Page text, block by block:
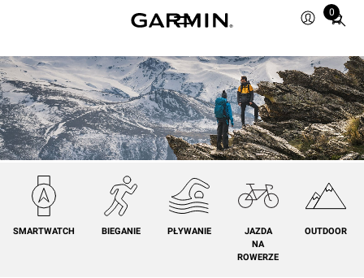
0
Total
in
cart:
0
SMARTWATCH BIEGANIE PŁYWANIE
JAZDA
NA
ROWERZE
OUTDOOR